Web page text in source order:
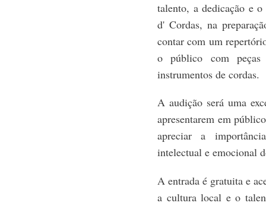
talento, a dedicação e
d' Cordas, na
contar com um
o público com peças
instrumentos de cordas.
A audição será uma
apresentarem em
apreciar a
intelectual e emocional
A entrada é gratuita e
a cultura local e o